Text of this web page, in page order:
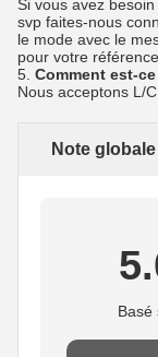
Si vous avez
svp faites-nous
le mode avec le
pour votre référence.
5. Comment est-
Nous acceptons L/
Note globale
Basé